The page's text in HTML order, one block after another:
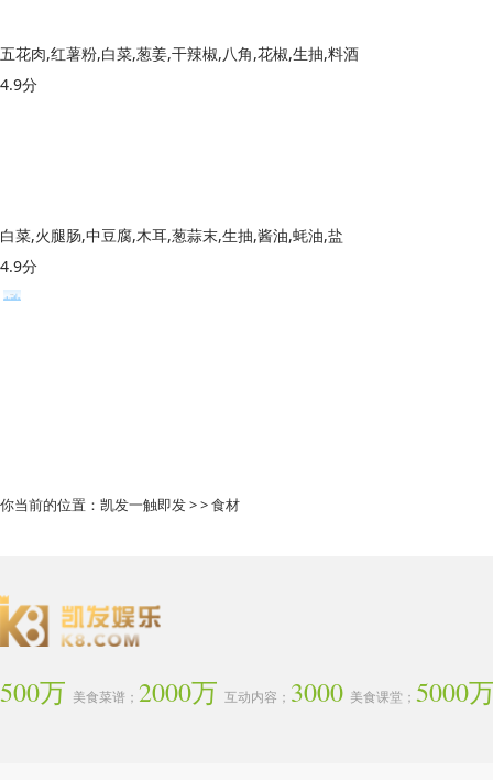
五花肉,红薯粉,白菜,葱姜,干辣椒,八角,花椒,生抽,料酒
4.9分
白菜,火腿肠,中豆腐,木耳,葱蒜末,生抽,酱油,蚝油,盐
4.9分
你当前的位置： 凯发一触即发> > 食材
500万 美食菜谱； 2000万 互动内容； 3000 美食课堂； 5000